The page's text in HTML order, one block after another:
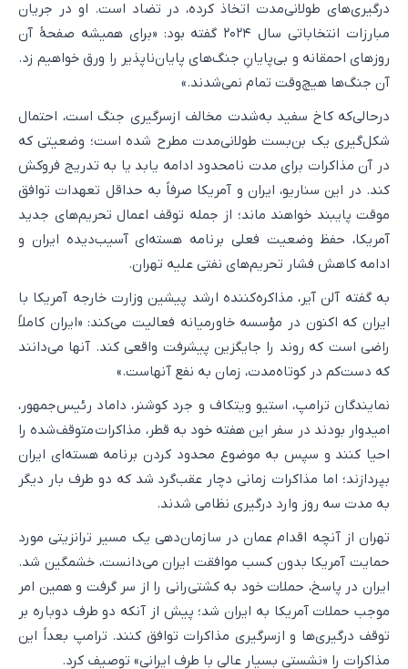
درگیری‌های طولانی‌مدت اتخاذ کرده، در تضاد است. او در جریان
مبارزات انتخاباتی سال ۲۰۲۴ گفته بود: «برای همیشه صفحۀ آن
روزهای احمقانه و بی‌پایانِ جنگ‌های پایان‌ناپذیر را ورق خواهیم زد.
آن جنگ‌ها هیچ‌وقت تمام نمی‌شدند.»
درحالی‌که کاخ سفید به‌شدت مخالف ازسرگیری جنگ است، احتمال
شکل‌گیری یک بن‌بست طولانی‌مدت مطرح شده است؛ وضعیتی که
در آن مذاکرات برای مدت نامحدود ادامه یابد یا به تدریج فروکش
کند. در این سناریو، ایران و آمریکا صرفاً به حداقل تعهدات توافق
موقت پایبند خواهند ماند؛ از جمله توقف اعمال تحریم‌های جدید
آمریکا، حفظ وضعیت فعلی برنامه هسته‌ای آسیب‌دیده ایران و
ادامه کاهش فشار تحریم‌های نفتی علیه تهران.
به گفته آلن آیر، مذاکره‌کننده ارشد پیشین وزارت خارجه آمریکا با
ایران که اکنون در مؤسسه خاورمیانه فعالیت می‌کند: «ایران کاملاً
راضی است که روند را جایگزین پیشرفت واقعی کند. آنها می‌دانند
که دست‌کم در کوتاه‌مدت، زمان به نفع آنهاست.»
نمایندگان ترامپ، استیو ویتکاف و جرد کوشنر، داماد رئیس‌جمهور،
امیدوار بودند در سفر این هفته خود به قطر، مذاکرات متوقف‌شده را
احیا کنند و سپس به موضوع محدود کردن برنامه هسته‌ای ایران
بپردازند؛ اما مذاکرات زمانی دچار عقب‌گرد شد که دو طرف بار دیگر
به مدت سه روز وارد درگیری نظامی شدند.
تهران از آنچه اقدام عمان در سازمان‌دهی یک مسیر ترانزیتی مورد
حمایت آمریکا بدون کسب موافقت ایران می‌دانست، خشمگین شد.
ایران در پاسخ، حملات خود به کشتی‌رانی را از سر گرفت و همین امر
موجب حملات آمریکا به ایران شد؛ پیش از آنکه دو طرف دوباره بر
توقف درگیری‌ها و ازسرگیری مذاکرات توافق کنند. ترامپ بعداً این
مذاکرات را «نشستی بسیار عالی با طرف ایرانی» توصیف کرد.